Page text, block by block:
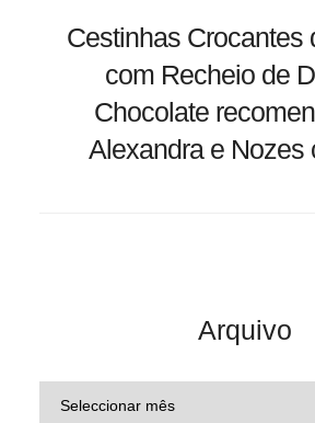
Cestinhas Crocantes
com Recheio de
Chocolate
Alexandra e Nozes
Arquivo